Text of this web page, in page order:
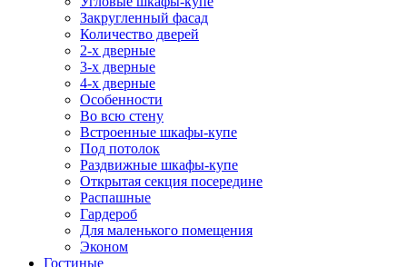
Закругленный фасад
Количество дверей
2-х дверные
3-х дверные
4-х дверные
Особенности
Во всю стену
Встроенные шкафы-купе
Под потолок
Раздвижные шкафы-купе
Открытая секция посередине
Распашные
Гардероб
Для маленького помещения
Эконом
Гостиные